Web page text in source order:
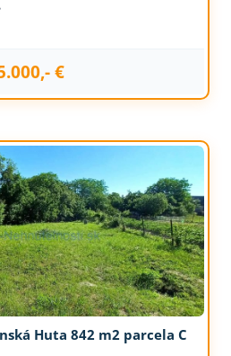
€
Huta 842 m2 parcela C